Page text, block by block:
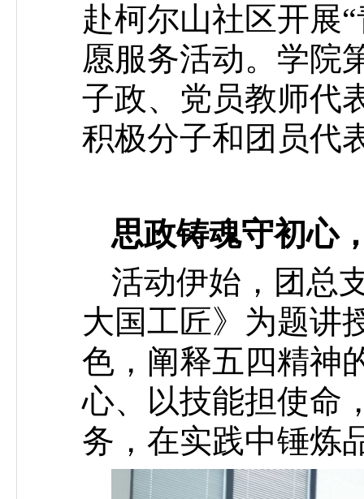
赴柯尔山社区开展
愿服务活动。学院
子政、党员教师代
积极分子和团员代
思政铸魂守初心
活动伊始，团总
大国工匠》为题讲
色，阐释五四精神
心、以技能担使命
务，在实践中锤炼